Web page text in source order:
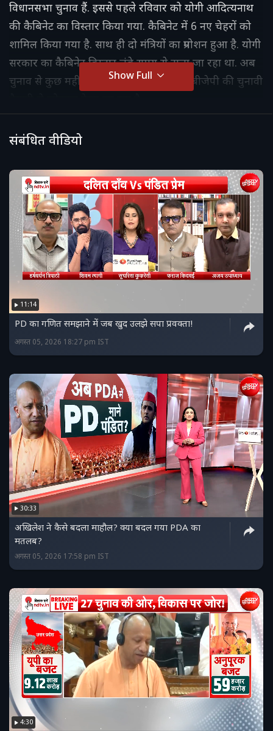
विधानसभा चुनाव हैं. इससे पहले रविवार को योगी आदित्यनाथ
की कैबिनेट का विस्तार किया गया. कैबिनेट में 6 नए चेहरों को
शामिल किया गया है. साथ ही दो मंत्रियों का प्रमोशन हुआ है. योगी
सरकार का कैबिनेट विस्तार लंबे समय से टाला जा रहा था. अब
चुनाव से कुछ महीने पहले कैबिनेट विस्तार को बीजेपी की चुनावी
Show Full
संबंधित वीडियो
11:14
PD का गणित समझाने में जब खुद उलझे सपा प्रवक्ता!
अगस्त 05, 2026 18:27 pm IST
30:33
अखिलेश ने कैसे बदला माहौल? क्या बदल गया PDA का
मतलब?
अगस्त 05, 2026 17:58 pm IST
4:30